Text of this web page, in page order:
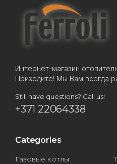
Интернет-магазин
Приходите! Мы Вам всегда
Still have questions? Call us!
+371 22064338
Categories
Газовые котлы